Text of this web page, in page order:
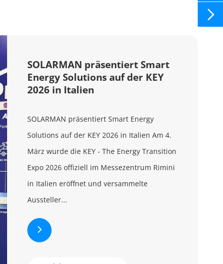
SOLARMAN präsentiert Smart
Energy Solutions auf der KEY
2026 in Italien
SOLARMAN präsentiert Smart Energy
Solutions auf der KEY 2026 in Italien Am 4.
März wurde die KEY - The Energy Transition
Expo 2026 offiziell im Messezentrum Rimini
in Italien eröffnet und versammelte
Aussteller...
